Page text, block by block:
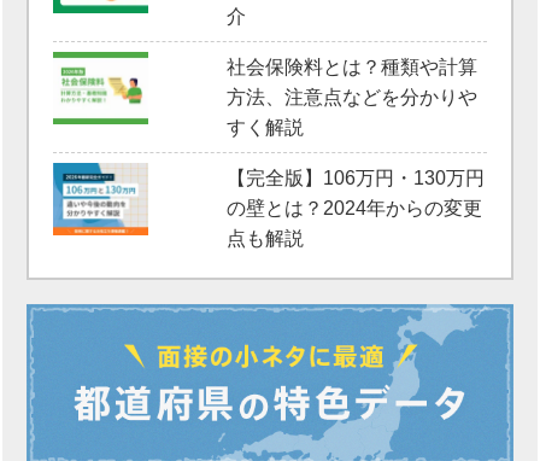
介
社会保険料とは？種類や計算
方法、注意点などを分かりや
すく解説
【完全版】106万円・130万円
の壁とは？2024年からの変更
点も解説